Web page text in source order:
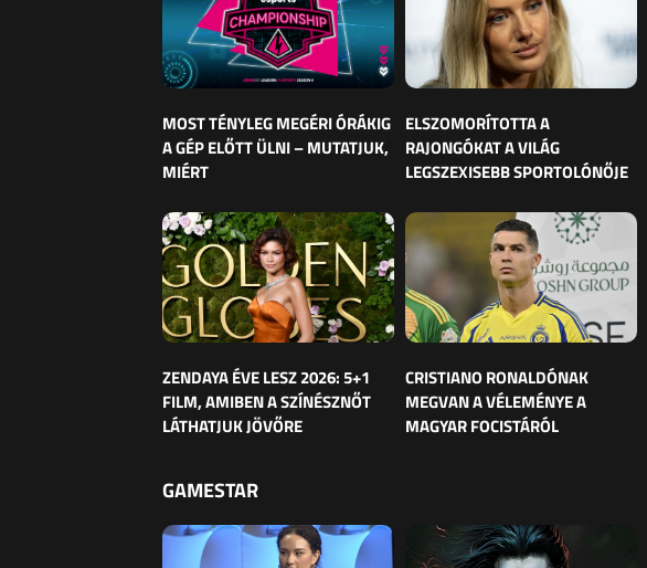
MOST TÉNYLEG MEGÉRI ÓRÁKIG
A GÉP ELŐTT ÜLNI – MUTATJUK,
MIÉRT
ELSZOMORÍTOTTA A
RAJONGÓKAT A VILÁG
LEGSZEXISEBB SPORTOLÓNŐJE
ZENDAYA ÉVE LESZ 2026: 5+1
FILM, AMIBEN A SZÍNÉSZNŐT
LÁTHATJUK JÖVŐRE
CRISTIANO RONALDÓNAK
MEGVAN A VÉLEMÉNYE A
MAGYAR FOCISTÁRÓL
GAMESTAR